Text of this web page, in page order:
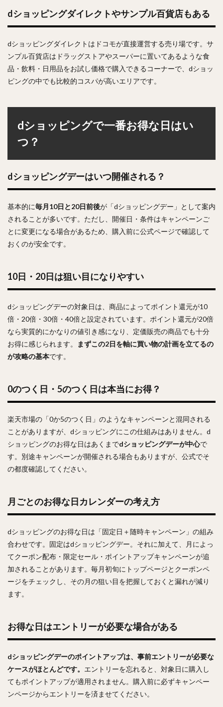
dショッピングダイレクトやサンプル百貨店もある
dショッピングダイレクトはドコモが直接運営する売り場です。サ
ンプル百貨店はドラッグストアやスーパーに置いてあるような食
品・飲料・日用品をお試し価格で購入できるコーナーで、dショッ
ピングの中でも比較的コスパが高いエリアです。
dショッピングで一番お得な日はい
つ？
dショッピングデーはいつ開催される？
基本的に毎月10日と20日前後が「dショッピングデー」として案内
されることが多いです。ただし、開催日・条件はキャンペーンご
とに変更になる場合があるため、購入前に公式ページで確認して
おくのが安全です。
10日・20日は狙い目になりやすい
dショッピングデーの対象日は、商品によってポイント還元が10
倍・20倍・30倍・40倍と設定されています。ポイント還元が20倍
なら実質的にかなりの値引き感になり、定価販売の商品でも十分
お得に感じられます。
まずこの2日を軸に買い物の計画を立てるの
が攻略の基本です。
0のつく日・5のつく日は本当にお得？
楽天市場の「0か5のつく日」のようなキャンペーンと混同される
ことがありますが、dショッピングにこの仕組みはありません。d
ショッピングのお得な日はあくまでdショッピングデーが中心で
す。別途キャンペーンが開催される場合もありますが、公式でそ
の都度確認してください。
月ごとのお得な日カレンダーの考え方
dショッピングのお得な日は「固定日＋随時キャンペーン」の組み
合わせです。固定はdショッピングデー。それに加えて、月によっ
てクーポン配布・限定セール・ポイントアップキャンペーンが追
加されることがあります。毎月初旬にトップページとクーポンペ
ージをチェックし、その月の狙い目を把握しておくと漏れが減り
ます。
お得な日はエントリーが必要な場合がある
dショッピングデーのポイントアップは、事前エントリーが必要な
ケースがほとんどです。 エントリーを忘れると、対象日に購入し
てもポイントアップが適用されません。購入前に必ずキャンペー
ンページからエントリーを済ませてください。